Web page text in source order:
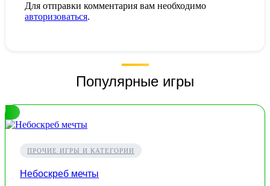
Для отправки комментария вам необходимо
авторизоваться.
Популярные игры
ПРОЧИЕ ИГРЫ И КАТЕГОРИИ
Небоскреб мечты